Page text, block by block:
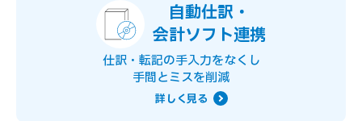
自動仕訳・
会計ソフト連携
仕訳・転記の手入力をなくし
手間とミスを削減
詳しく見る